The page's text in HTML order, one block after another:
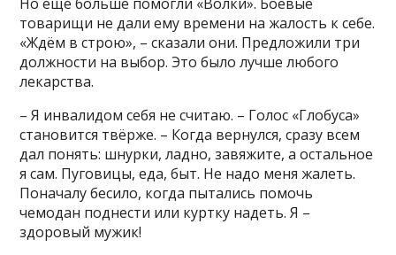
товарищи не дали ему времени на жалость к себе.
«Ждём в строю», – сказали они. Предложили три
должности на выбор. Это было лучше любого
лекарства.
– Я инвалидом себя не считаю. – Голос «Глобуса»
становится твёрже. – Когда вернулся, сразу всем
дал понять: шнурки, ладно, завяжите, а остальное
я сам. Пуговицы, еда, быт. Не надо меня жалеть.
Поначалу бесило, когда пытались помочь
чемодан поднести или куртку надеть. Я –
здоровый мужик!